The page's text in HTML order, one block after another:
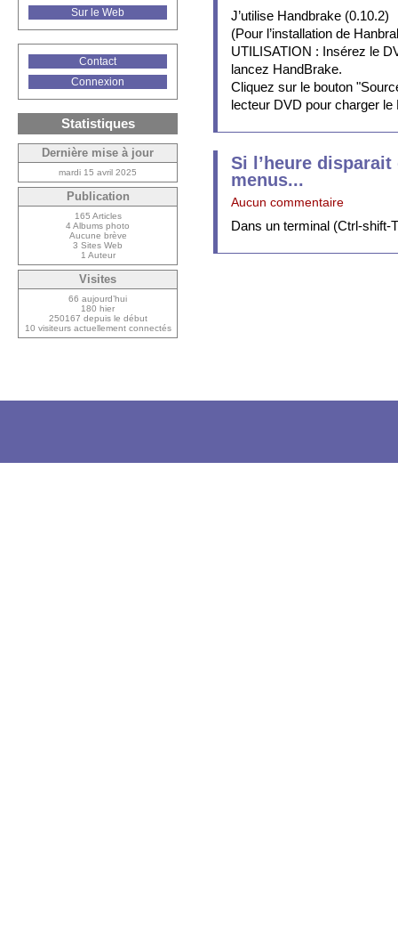
J’utilise Handbrake (0.10.2)
(Pour l’installation de
UTILISATION : Insérez le
lancez HandBrake.
Cliquez sur le bouton
lecteur DVD pour charger
Si l’heure
menus...
Aucun commentaire
Dans un terminal (Ctrl-shift-
Sur le Web
Contact
Connexion
Statistiques
Dernière mise à jour
mardi 15 avril 2025
Publication
165 Articles
4 Albums photo
Aucune brève
3 Sites Web
1 Auteur
Visites
66 aujourd’hui
180 hier
250167 depuis le début
10 visiteurs actuellement connectés